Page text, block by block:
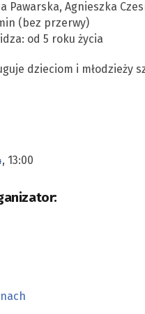
Pawarska, Agnieszka
(bez przerwy)
od 5 roku życia
dzieciom i młodzieży
, 13:00